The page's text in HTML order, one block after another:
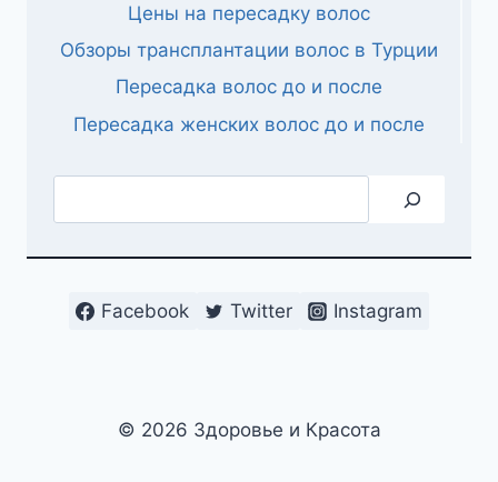
Цены на пересадку волос
Обзоры трансплантации волос в Турции
Пересадка волос до и после
Пересадка женских волос до и после
Facebook Twitter Instagram
© 2026 Здоровье и Красота